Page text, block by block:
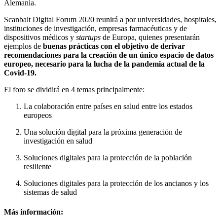
Alemania.
Scanbalt Digital Forum 2020 reunirá a por universidades, hospitales,
instituciones de investigación, empresas farmacéuticas y de
dispositivos médicos y startups de Europa, quienes presentarán
ejemplos de buenas prácticas con el objetivo de derivar
recomendaciones para la creación de un único espacio de datos
europeo, necesario para la lucha de la pandemia actual de la
Covid-19.
El foro se dividirá en 4 temas principalmente:
La colaboración entre países en salud entre los estados
europeos
Una solución digital para la próxima generación de
investigación en salud
Soluciones digitales para la protección de la población
resiliente
Soluciones digitales para la protección de los ancianos y los
sistemas de salud
Más información: